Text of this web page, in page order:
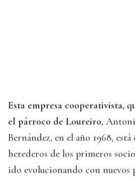
Esta empresa cooperativista,
el párroco de Loureiro,
Bernández, en el año 1968, está
herederos de los primeros
ido evolucionando con nuevos